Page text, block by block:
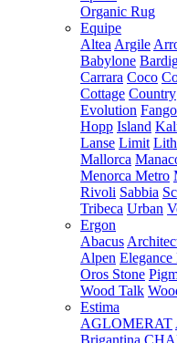
Organic Rug
Equipe
Altea Argile
Babylone
Carrara Coco
Cottage Country
Evolution Fango
Hopp Island
Lanse Limit
Mallorca
Menorca Metro
Rivoli Sabbia
Tribeca Urban
Ergon
Abacus
Alpen Elegance
Oros Stone
Wood Talk
Estima
AGLOMERAT